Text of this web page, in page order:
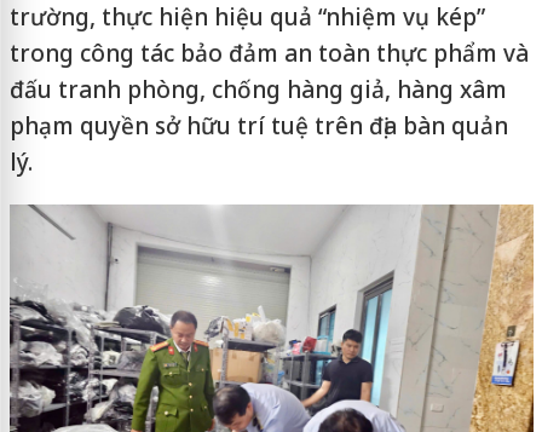
trường, thực hiện hiệu quả “nhiệm vụ kép”
trong công tác bảo đảm an toàn thực phẩm và
đấu tranh phòng, chống hàng giả, hàng xâm
phạm quyền sở hữu trí tuệ trên địa bàn quản
lý.